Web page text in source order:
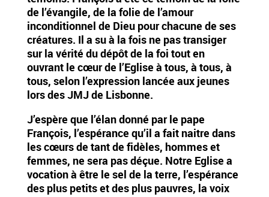
de l’évangile, de la folie de l’amour
inconditionnel de Dieu pour chacune de ses
créatures. Il a su à la fois ne pas transiger
sur la vérité du dépôt de la foi tout en
ouvrant le cœur de l’Eglise à tous, à tous, à
tous, selon l’expression lancée aux jeunes
lors des JMJ de Lisbonne.
J’espère que l’élan donné par le pape
François, l’espérance qu’il a fait naitre dans
les cœurs de tant de fidèles, hommes et
femmes, ne sera pas déçue. Notre Eglise a
vocation à être le sel de la terre, l’espérance
des plus petits et des plus pauvres, la voix